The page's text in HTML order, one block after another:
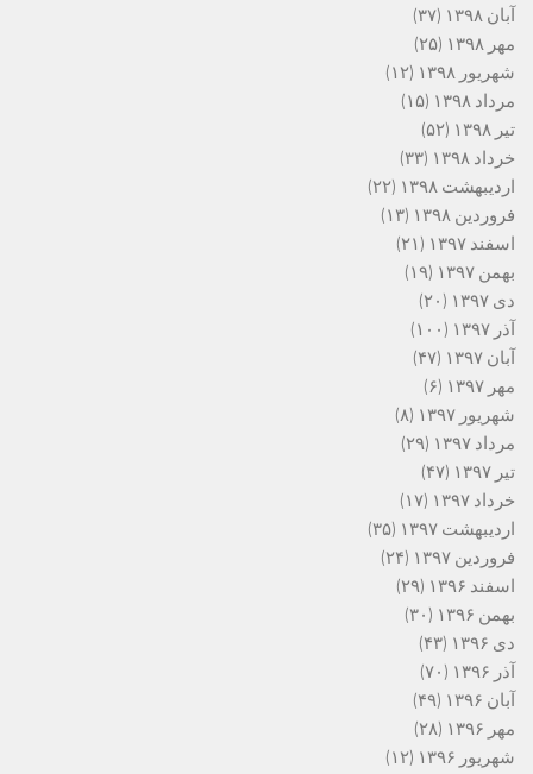
آبان ۱۳۹۸
(۳۷)
مهر ۱۳۹۸
(۲۵)
شهریور ۱۳۹۸
(۱۲)
مرداد ۱۳۹۸
(۱۵)
تیر ۱۳۹۸
(۵۲)
خرداد ۱۳۹۸
(۳۳)
اردیبهشت ۱۳۹۸
(۲۲)
فروردین ۱۳۹۸
(۱۳)
اسفند ۱۳۹۷
(۲۱)
بهمن ۱۳۹۷
(۱۹)
دی ۱۳۹۷
(۲۰)
آذر ۱۳۹۷
(۱۰۰)
آبان ۱۳۹۷
(۴۷)
مهر ۱۳۹۷
(۶)
شهریور ۱۳۹۷
(۸)
مرداد ۱۳۹۷
(۲۹)
تیر ۱۳۹۷
(۴۷)
خرداد ۱۳۹۷
(۱۷)
اردیبهشت ۱۳۹۷
(۳۵)
فروردین ۱۳۹۷
(۲۴)
اسفند ۱۳۹۶
(۲۹)
بهمن ۱۳۹۶
(۳۰)
دی ۱۳۹۶
(۴۳)
آذر ۱۳۹۶
(۷۰)
آبان ۱۳۹۶
(۴۹)
مهر ۱۳۹۶
(۲۸)
شهریور ۱۳۹۶
(۱۲)